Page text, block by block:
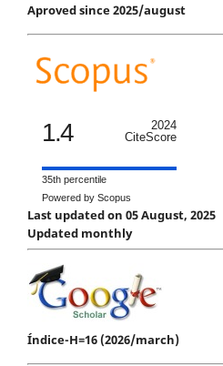
Aproved since 2025/august
1.4
2024
CiteScore
35th percentile
Powered by Scopus
Last updated on 05 August, 2025
Updated monthly
Índice-H=16 (2026/march)